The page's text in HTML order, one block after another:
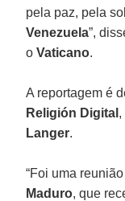
pela paz, pela
Venezuela”,
oVaticano.
A reportagem é
Religión Digital ,
Langer.
“Foi uma
Maduro, que